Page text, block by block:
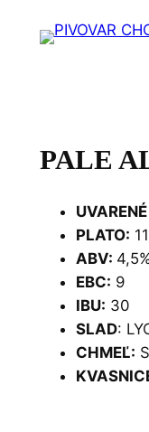
PALE
PLATO:
ABV:
EBC: 9
IBU: 30
SLAD:
CHMEĽ: